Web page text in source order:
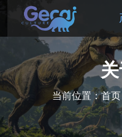
当前位置：首页